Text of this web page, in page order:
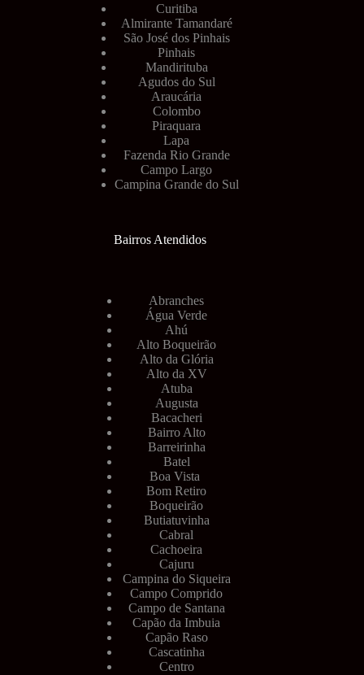
Curitiba
Almirante Tamandaré
São José dos Pinhais
Pinhais
Mandirituba
Agudos do Sul
Araucária
Colombo
Piraquara
Lapa
Fazenda Rio Grande
Campo Largo
Campina Grande do Sul
Bairros Atendidos
Abranches
Água Verde
Ahú
Alto Boqueirão
Alto da Glória
Alto da XV
Atuba
Augusta
Bacacheri
Bairro Alto
Barreirinha
Batel
Boa Vista
Bom Retiro
Boqueirão
Butiatuvinha
Cabral
Cachoeira
Cajuru
Campina do Siqueira
Campo Comprido
Campo de Santana
Capão da Imbuia
Capão Raso
Cascatinha
Centro